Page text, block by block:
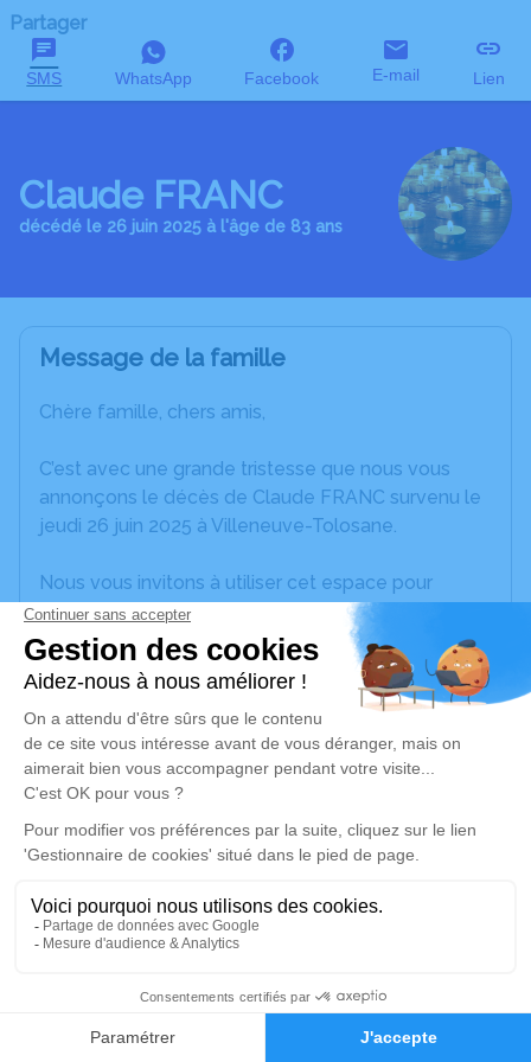
Faire-part Hommages
Partager
SMS WhatsApp Facebook E-mail Lien
Claude FRANC
décédé le 26 juin 2025 à l'âge de 83 ans
Message de la famille
Chère famille, chers amis,
C’est avec une grande tristesse que nous vous
annonçons le décès de Claude FRANC survenu le
jeudi 26 juin 2025 à Villeneuve-Tolosane.
Nous vous invitons à utiliser cet espace pour
laisser vos condoléances, partager des photos
souvenirs, une anecdote ou exprimer vos pensées
à travers des poèmes ou des textes. Cet endroit
est un lieu d'expression dédié à honorer la
mémoire de Claude FRANC.
Un service de plantation d’arbre hommage est
disponible ici
Cérémonie civile
Crématorium du Cantomerle de Lavernose-
Lacasse